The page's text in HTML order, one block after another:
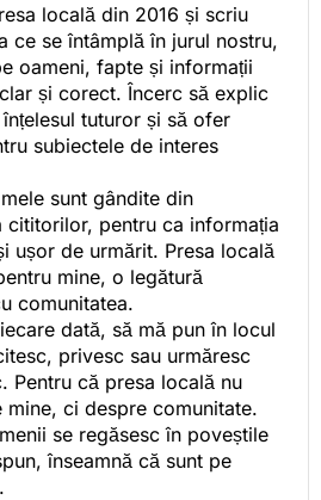
locală din 2016 și scriu
ce se întâmplă în jurul nostru,
oameni, fapte și informații
și corect. Încerc să explic
tuturor și să ofer
subiectele de interes
sunt gândite din
cititorilor, pentru ca informația
ușor de urmărit. Presa locală
mine, o legătură
comunitatea.
dată, să mă pun în locul
privesc sau urmăresc
Pentru că presa locală nu
mine, ci despre comunitate.
se regăsesc în poveștile
înseamnă că sunt pe